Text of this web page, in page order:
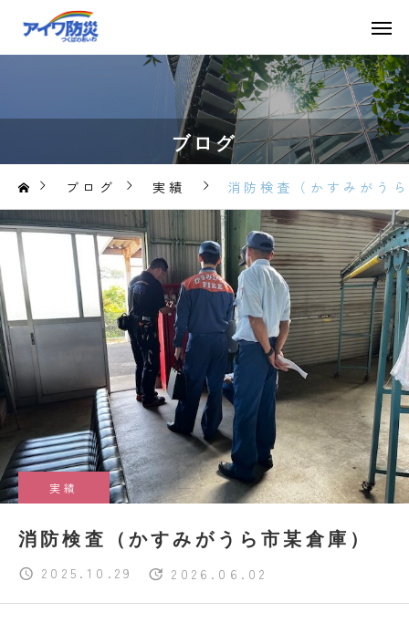
ブログ
ブログ 実績 消防検査（かすみがう
実績
消防検査（かすみがうら市某倉庫）
2025.10.29 2026.06.02